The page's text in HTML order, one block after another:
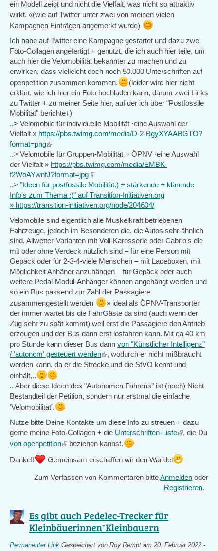
ein Modell zeigt und nicht die Vielfalt, was nicht so attraktiv
wirkt. «(wie auf Twitter unter zwei von meinen vielen
Kampagnen Einträgen angemerkt wurde)
Ich habe auf Twitter eine Kampagne gestartet und dazu zwei
Foto-Collagen angefertigt + genutzt, die ich auch hier teile, um
auch hier die Velomobilität bekannter zu machen und zu
erwirken, dass vielleicht doch noch 50.000 Unterschriften auf
openpetition zusammen kommen.
(leider wird hier nicht
erklärt, wie ich hier ein Foto hochladen kann, darum zwei Links
zu Twitter + zu meiner Seite hier, auf der ich über "Postfossile
Mobilität" berichte↓)
..> Velomobile für individuelle Mobilität ·eine Auswahl der
Vielfalt » https://pbs.twimg.com/media/D-2-BgyXYAABGTO?
format=png(link
is
external)
..> Velomobile für Gruppen-Mobilität + ÖPNV ·eine Auswahl
der Vielfalt » https://pbs.twimg.com/media/EMBK-
f2WoAYwnfJ?format=jpg(link
is
external)
..> "Ideen für postfossile Mobilität:) + stärkende + klärende
Info's zum Thema :)" auf Transition-Initiativen.org
» https://transition-initiativen.org/node/204604/
Velomobile sind eigentlich alle Muskelkraft betriebenen
Fahrzeuge, jedoch im Besonderen die, die Autos sehr ähnlich
sind, Allwetter-Varianten mit Voll-Karosserie oder Cabrio's die
mit oder ohne Verdeck nützlich sind – für eine Person mit
Gepäck oder für 2-3-4-viele Menschen – mit Ladeboxen, mit
Möglichkeit Anhäner anzuhängen – für Gepäck oder auch
weitere Pedal-Modul-Anhänger können angehängt werden und
so ein Bus passend zur Zahl der Passagiere
zusammengestellt werden
» ideal als ÖPNV-Transporter,
der immer wartet bis die FahrGäste da sind (auch wenn der
Zug sehr zu spät kommt) weil erst die Passagiere den Antrieb
erzeugen und der Bus dann erst losfahren kann. Mit ca 40 km
pro Stunde kann dieser Bus dann von "Künstlicher Intelligenz"
/ 'autonom' gesteuert werden(link
is
, wodurch er nicht mißbraucht
werden kann, da er die Strecke und die StVO kennt und
einhält,..
.. Aber diese Ideen des "Autonomen Fahrens" ist (noch) Nicht
Bestandteil der Petition, sondern nur erstmal die einfache
'Velomobilität'.
Nutze bitte Deine Kontakte um diese Info zu streuen + dazu
gerne meine Foto-Collagen + die Unterschriften-Liste(link
external)
, die Du
von openpetition(link
external)
beziehen kannst.
Danke!!
Gemeinsam erschaffen wir den Wandel
Zum Verfassen von Kommentaren bitteAnmelden oder
Registrieren.
Es gibt auch Pedelec-Trecker für
Kleinbäuerinnen⁺Kleinbauern
Permanenter Link Gespeichert von Roy Rempt am 20. Februar 2022 -